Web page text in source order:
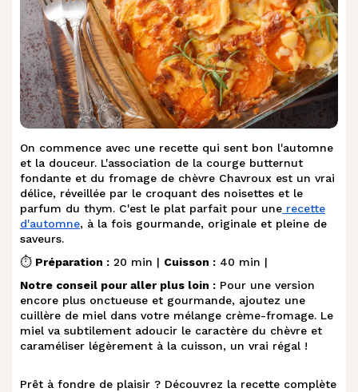
On commence avec une recette qui sent bon l'automne
et la douceur. L'association de la courge butternut
fondante et du fromage de chèvre Chavroux est un vrai
délice, réveillée par le croquant des noisettes et le
parfum du thym. C'est le plat parfait pour une recette
d'automne, à la fois gourmande, originale et pleine de
saveurs.
⏱️ Préparation : 20 min | Cuisson : 40 min |
Notre conseil pour aller plus loin : Pour une version
encore plus onctueuse et gourmande, ajoutez une
cuillère de miel dans votre mélange crème-fromage. Le
miel va subtilement adoucir le caractère du chèvre et
caraméliser légèrement à la cuisson, un vrai régal !
Prêt à fondre de plaisir ? Découvrez la recette complète